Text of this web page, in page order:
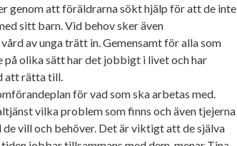
genom att föräldrarna sökt hjälp för att de inte
sitt barn. Vid behov sker även
av unga trätt in. Gemensamt för alla som
olika sätt har det jobbigt i livet och har
att rätta till.
för vad som ska arbetas med.
vilka problem som finns och även tjejerna
vill och behöver. Det är viktigt att de själva